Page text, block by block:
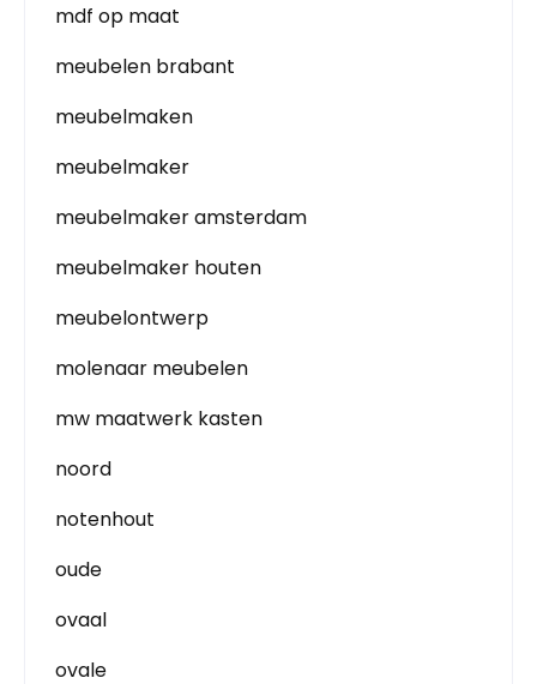
mdf op maat
meubelen brabant
meubelmaken
meubelmaker
meubelmaker amsterdam
meubelmaker houten
meubelontwerp
molenaar meubelen
mw maatwerk kasten
noord
notenhout
oude
ovaal
ovale